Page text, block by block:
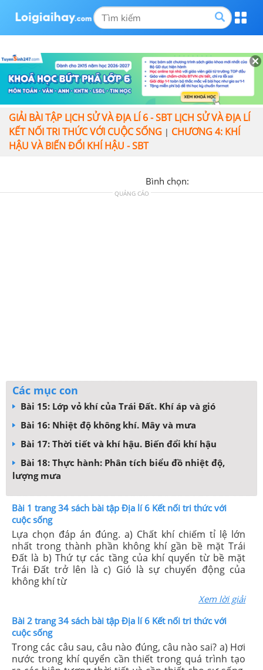
GIẢI BÀI TẬP LỊCH SỬ VÀ ĐỊA LÍ 6 - SBT LỊCH SỬ VÀ ĐỊA LÍ
KẾT NỐI TRI THỨC VỚI CUỘC SỐNG | CHƯƠNG 4: KHÍ
HẬU VÀ BIẾN ĐỔI KHÍ HẬU - SBT
Bình chọn:
QUẢNG CÁO
Các mục con
Bài 15: Lớp vỏ khí của Trái Đất. Khí áp và gió
Bài 16: Nhiệt độ không khí. Mây và mưa
Bài 17: Thời tiết và khí hậu. Biến đổi khí hậu
Bài 18: Thực hành: Phân tích biểu đồ nhiệt độ,
lượng mưa
Bài 1 trang 34 sách bài tập Địa lí 6 Kết nối tri thức với
cuộc sống
Lựa chọn đáp án đúng. a) Chất khí chiếm tỉ lệ lớn
nhất trong thành phần không khí gần bề mặt Trái
Đất là b) Thứ tự các tầng của khí quyển từ bề mặt
Trái Đất trở lên là c) Gió là sự chuyển động của
không khí từ
Xem lời giải
Bài 2 trang 34 sách bài tập Địa lí 6 Kết nối tri thức với
cuộc sống
Trong các câu sau, câu nào đúng, câu nào sai? a) Hơi
nước trong khí quyển cần thiết trong quá trình tạo